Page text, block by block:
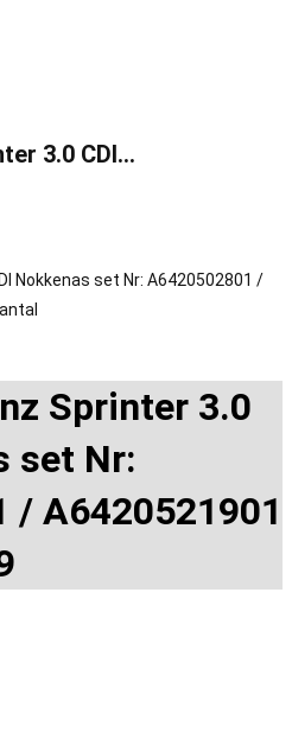
3.0 CDI…
Nokkenas set Nr: A6420502801 /
Sprinter 3.0
set Nr:
/ A6420521901